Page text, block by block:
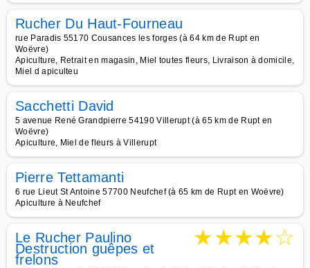
Rucher Du Haut-Fourneau
rue Paradis 55170 Cousances les forges (à 64 km de Rupt en
Woëvre)
Apiculture, Retrait en magasin, Miel toutes fleurs, Livraison à domicile,
Miel d apiculteu
Sacchetti David
5 avenue René Grandpierre 54190 Villerupt (à 65 km de Rupt en
Woëvre)
Apiculture, Miel de fleurs à Villerupt
Pierre Tettamanti
6 rue Lieut St Antoine 57700 Neufchef (à 65 km de Rupt en Woëvre)
Apiculture à Neufchef
Le Rucher Paulino
Destruction guêpes et
frelons
★★★★☆